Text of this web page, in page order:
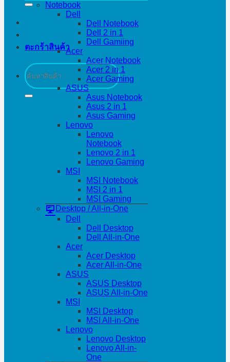
ตะกร้าสินค้า
ค้นหา:
Notebook
Dell
Dell Notebook
Dell 2 in 1
Dell Gamiing
Acer
Acer Notebook
Acer 2 in 1
Acer Gaming
ASUS
Asus Notebook
Asus 2 in 1
Asus Gaming
Lenovo
Lenovo
Notebook
Lenovo 2 in 1
Lenovo Gaming
MSI
MSI Notebook
MSI 2 in 1
MSI Gaming
Desktop / All-in-One
Dell
Dell Desktop
Dell All-in-One
Acer
Acer Desktop
Acer All-in-One
ASUS
ASUS Desktop
ASUS All-in-One
MSI
MSI Desktop
MSI All-in-One
Lenovo
Lenovo Desktop
Lenovo All-in-
One